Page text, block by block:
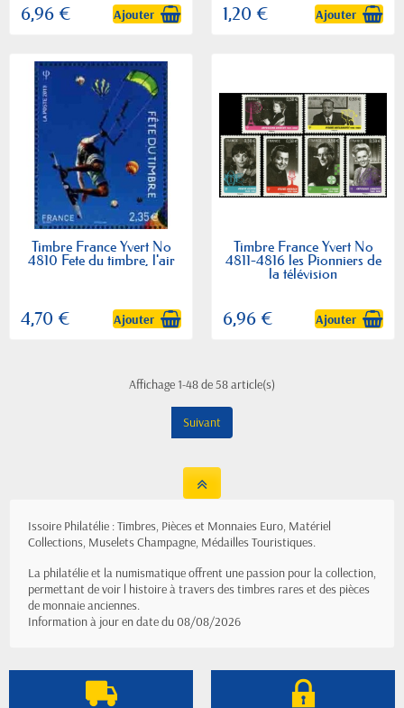
6,96 € Ajouter 1,20 € Ajouter
Timbre France Yvert No
4810 Fete du timbre, l'air
4,70 € Ajouter
Timbre France Yvert No
4811-4816 les Pionniers de
la télévision
6,96 € Ajouter
Affichage 1-48 de 58 article(s)
Suivant
Issoire Philatélie : Timbres, Pièces et Monnaies Euro, Matériel
Collections, Muselets Champagne, Médailles Touristiques.
La philatélie et la numismatique offrent une passion pour la collection,
permettant de voir l histoire à travers des timbres rares et des pièces
de monnaie anciennes.
Information à jour en date du 08/08/2026